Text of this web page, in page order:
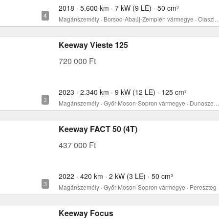
2018 · 5.600 km · 7 kW (9 LE) · 50 cm³
Keeway Vieste 125
720 000 Ft
2023 · 2.340 km · 9 kW (12 LE) · 125 cm³
Keeway FACT 50 (4T)
437 000 Ft
2022 · 420 km · 2 kW (3 LE) · 50 cm³
Magánszemély · Győr-Moson-Sopron vármegye · Pereszteg
Keeway Focus